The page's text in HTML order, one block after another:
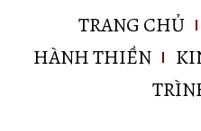
TRANG CHỦ
HÀNH THIỀN